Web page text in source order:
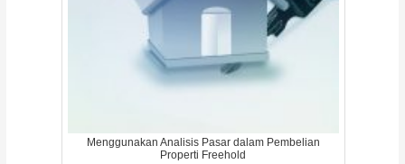
Menggunakan Analisis Pasar dalam Pembelian
Properti Freehold